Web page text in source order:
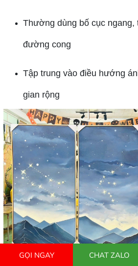
Thường dùng bố cục ngang,
đường cong
Tập trung vào điều hướng
gian rộng
GỌI NGAY CHAT ZALO